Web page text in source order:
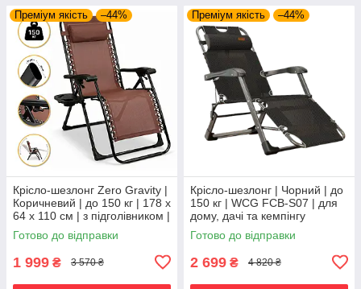
Преміум якість –44%
Крісло-шезлонг Zero Gravity |
Коричневий | до 150 кг | 178 х
64 х 110 см | з підголівником |
LEOBRO LB-ZGC-G2-BRN |
для дому, дачі
Готово до відправки
1 999 ₴ 3 570 ₴
Преміум якість –44%
Крісло-шезлонг | Чорний | до
150 кг | WCG FCB-S07 | для
дому, дачі та кемпінгу
Готово до відправки
2 699 ₴ 4 820 ₴